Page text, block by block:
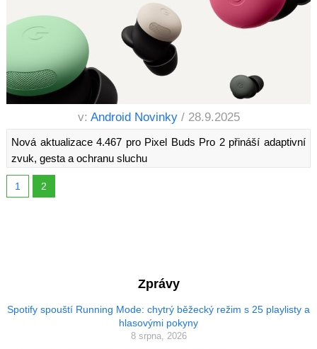
v: Android Novinky / 28.9.2025
Nová aktualizace 4.467 pro Pixel Buds Pro 2 přináší adaptivní
zvuk, gesta a ochranu sluchu
1 2
Zprávy
Spotify spouští Running Mode: chytrý běžecký režim s 25 playlisty a
hlasovými pokyny
8 srpna, 2026